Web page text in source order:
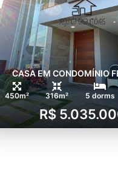
CASA EM CONDOMÍNIO
450m² 316m² 5 dorms
R$